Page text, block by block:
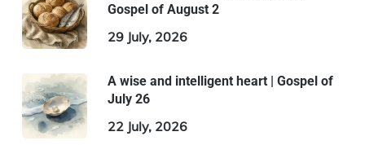
Gospel of August 2
29 July, 2026
A wise and intelligent heart | Gospel of
July 26
22 July, 2026